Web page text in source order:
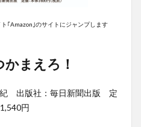
｢Amazon｣のサイトにジャンプします
まえろ！
出版社：毎日新聞出版 定
円